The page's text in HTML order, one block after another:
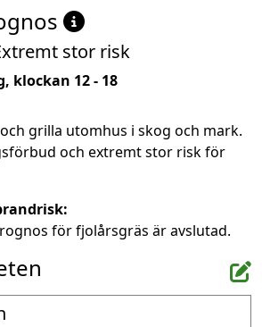
stor risk
klockan 12 - 18
grilla utomhus i skog och mark.
och extremt stor risk för
för fjolårsgräs är avslutad.